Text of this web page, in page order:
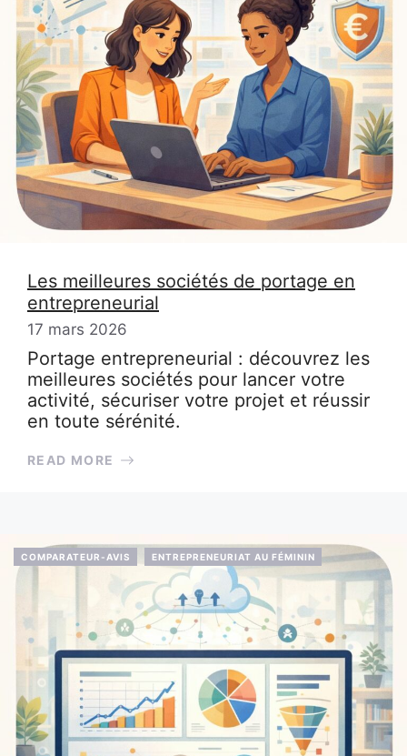
Les meilleures sociétés de portage en
entrepreneurial
17 mars 2026
Portage entrepreneurial : découvrez les
meilleures sociétés pour lancer votre
activité, sécuriser votre projet et réussir
en toute sérénité.
READ MORE
COMPARATEUR-AVIS ENTREPRENEURIAT AU FÉMININ